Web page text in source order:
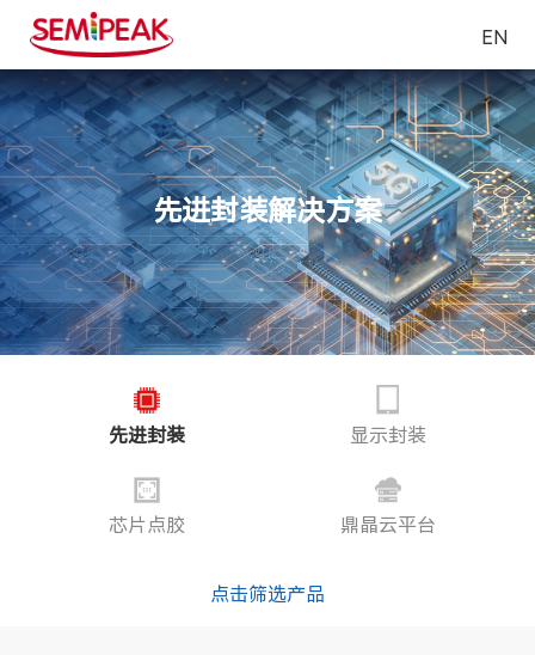
EN
先进封装解决方案
先进封装 显示封装
芯片点胶 鼎晶云平台
点击筛选产品